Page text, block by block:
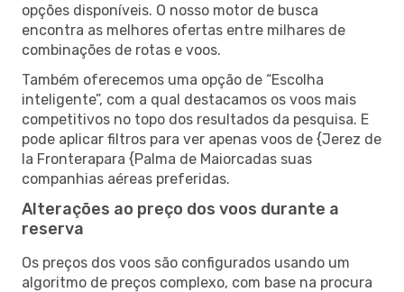
opções disponíveis. O nosso motor de busca
encontra as melhores ofertas entre milhares de
combinações de rotas e voos.
Também oferecemos uma opção de “Escolha
inteligente”, com a qual destacamos os voos mais
competitivos no topo dos resultados da pesquisa. E
pode aplicar filtros para ver apenas voos de {Jerez de
la Fronterapara {Palma de Maiorcadas suas
companhias aéreas preferidas.
Alterações ao preço dos voos durante a
reserva
Os preços dos voos são configurados usando um
algoritmo de preços complexo, com base na procura